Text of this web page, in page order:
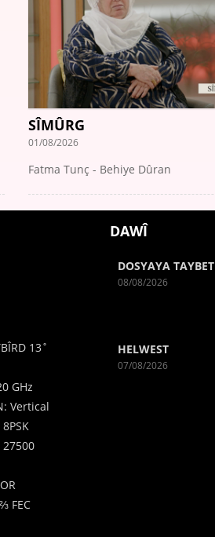
SÎMÛRG
01/08/2026
Fatma Tunç - Behiye Dûran
13˚
GHz
Vertical
27500
FEC
DAWÎ
DOSYAYA TAYBET
08/08/2026
HELWEST
07/08/2026